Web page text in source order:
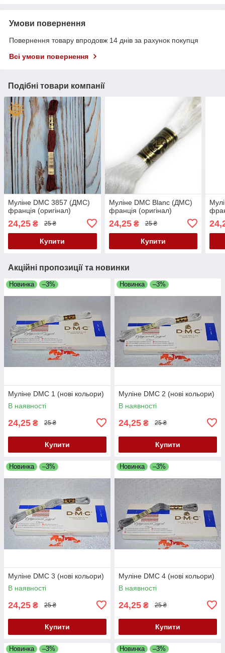
Умови повернення
Повернення товару впродовж 14 днів за рахунок покупця
Всі умови повернення
Подібні товари компанії
Муліне DMC 3857 (ДМС)
франція (оригінал)
24,25 ₴ 25 ₴
Купити
Муліне DMC Blanc (ДМС)
франція (оригінал)
24,25₴ 25 ₴
Купити
Акційні пропозиції та новинки
Новинка –3%
Муліне DMC 1 (нові кольори)
В наявності
24,25 ₴ 25 ₴
Купити
Новинка –3%
Муліне DMC 2 (нові кольори)
В наявності
24,25 ₴ 25 ₴
Купити
Новинка –3%
Муліне DMC 3 (нові кольори)
В наявності
24,25 ₴ 25 ₴
Купити
Новинка –3%
Муліне DMC 4 (нові кольори)
В наявності
24,25 ₴ 25 ₴
Купити
Новинка –3% Новинка –3%